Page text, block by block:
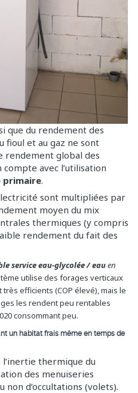
que du rendement des
fioul et au gaz ne sont
rendement global des
avec l’utilisation
primaire.
sont multipliées par
moyen du mix
thermiques (y compris
rendement du fait des
service eau-glycolée / eauen
utilise des forages verticaux
efficients (COP élevé), mais le
les rendent peu rentables
consommant peu.
un habitat frais même en temps de
thermique du
des menuiseries
d’occultations (volets).